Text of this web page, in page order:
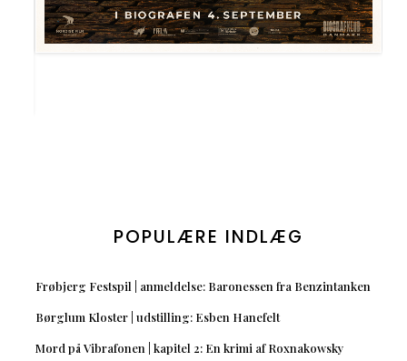
POPULÆRE INDLÆG
Frøbjerg Festspil | anmeldelse: Baronessen fra Benzintanken
Børglum Kloster | udstilling: Esben Hanefelt
Mord på Vibrafonen | kapitel 2: En krimi af Roxnakowsky